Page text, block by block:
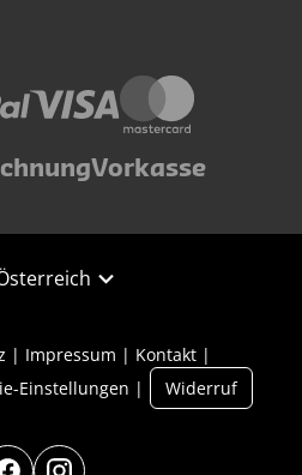
Vorkasse
Impressum
Kontakt
Einstellungen Widerruf